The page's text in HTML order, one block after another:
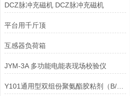
DCZ脉冲充磁机 DCZ脉冲充磁机
平台用千斤顶
互感器负荷箱
JYM-3A 多功能电能表现场校验仪
Y101通用型双组份聚氨酯胶粘剂（B/F/H级）